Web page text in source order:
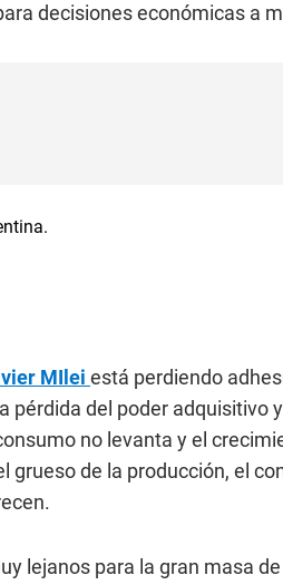
decisiones económicas a
MIlei está perdiendo
del poder adquisitivo
no levanta y el
de la producción, el
lejanos para la gran masa